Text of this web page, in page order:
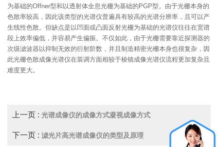
为基础的Offner型和以透射体全息光栅为基础的PGP型。由于光栅本身的
色散率较高，因此该类型的光谱仪普遍具有较高的光谱分辨率，且可以产
生线性色散。但缺点是以凹面或凸面反射光栅为基础的光谱仪往往在宽谱
段上效率偏低，并容易产生偏振。不仅如此，由于光栅需要靠近探测器的
次级滤波器以抑制无效的衍射阶数，并且制造精密光柵本身也很复杂，因
此光栅色散成像光谱仪在装调方面相较于棱镜成像光谱仪流程更加复杂且
难度更大。
上一页 : 光谱成像仪的成像方式凝视成像方式
下一页 : 滤光片高光谱成像仪的类型及原理